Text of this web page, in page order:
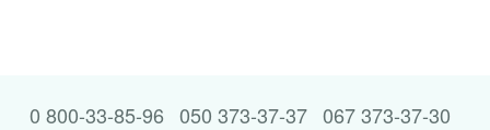
0 800-33-85-96 050 373-37-37 067 373-37-30